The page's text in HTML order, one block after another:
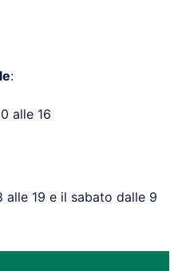
:
alle 16
alle 19 e il sabato dalle 9